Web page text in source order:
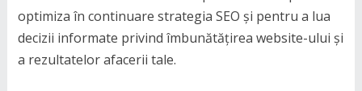
optimiza în continuare strategia SEO și pentru a lua
decizii informate privind îmbunătățirea website-ului și
a rezultatelor afacerii tale.